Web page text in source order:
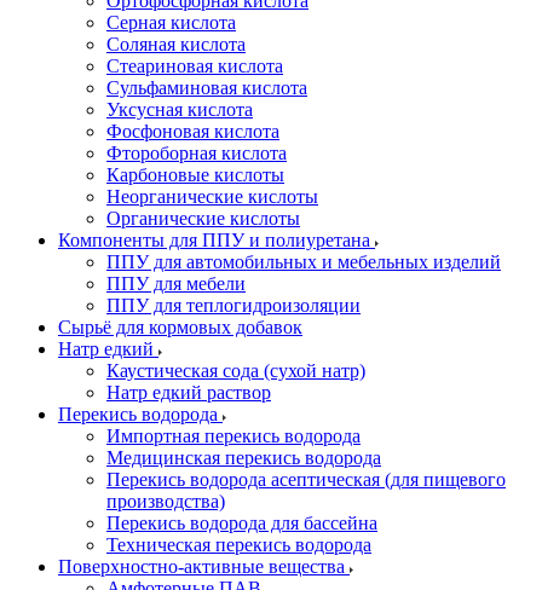
Серная кислота
Соляная кислота
Стеариновая кислота
Сульфаминовая кислота
Уксусная кислота
Фосфоновая кислота
Фтороборная кислота
Карбоновые кислоты
Неорганические кислоты
Органические кислоты
Компоненты для ППУ и полиуретана
ППУ для автомобильных и мебельных изделий
ППУ для мебели
ППУ для теплогидроизоляции
Сырьё для кормовых добавок
Натр едкий
Каустическая сода (сухой натр)
Натр едкий раствор
Перекись водорода
Импортная перекись водорода
Медицинская перекись водорода
Перекись водорода асептическая (для пищевого
производства)
Перекись водорода для бассейна
Техническая перекись водорода
Поверхностно-активные вещества